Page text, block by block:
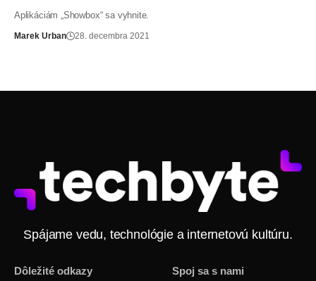
Aplikáciám „Showbox“ sa vyhnite.
Marek Urban 28. decembra 2021
Spájame vedu, technológie a internetovú kultúru.
Dôležité odkazy Spoj sa s nami